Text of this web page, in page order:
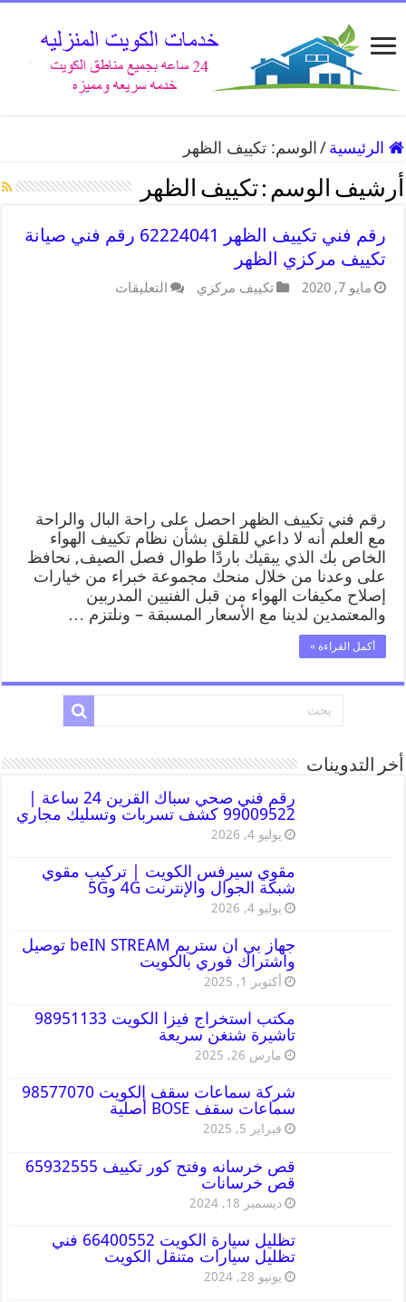
الرئيسية / الوسم:تكييف الظهر
أرشيف الوسم :تكييف الظهر
رقم فني تكييف الظهر 62224041 رقم فني صيانة
تكييف مركزي الظهر
مايو 7, 2020 تكييف مركزي التعليقات
رقم فني تكييف الظهر احصل على راحة البال والراحة
مع العلم أنه لا داعي للقلق بشأن نظام تكييف الهواء
الخاص بك الذي يبقيك باردًا طوال فصل الصيف, نحافظ
على وعدنا من خلال منحك مجموعة خبراء من خيارات
إصلاح مكيفات الهواء من قبل الفنيين المدربين
والمعتمدين لدينا مع الأسعار المسبقة – ونلتزم …
أكمل القراءة »
أخر التدوينات
رقم فني صحي سباك القرين 24 ساعة |
99009522 كشف تسربات وتسليك مجاري
يوليو 4, 2026
مقوي سيرفس الكويت | تركيب مقوي
شبكة الجوال والإنترنت 4G و5G
يوليو 4, 2026
جهاز بي ان ستريم beIN STREAM توصيل
واشتراك فوري بالكويت
أكتوبر 1, 2025
مكتب استخراج فيزا الكويت 98951133
تاشيرة شنغن سريعة
مارس 26, 2025
شركة سماعات سقف الكويت 98577070
سماعات سقف BOSE أصلية
فبراير 5, 2025
قص خرسانه وفتح كور تكييف 65932555
قص خرسانات
ديسمبر 18, 2024
تظليل سيارة الكويت 66400552 فني
تظليل سيارات متنقل الكويت
يونيو 28, 2024